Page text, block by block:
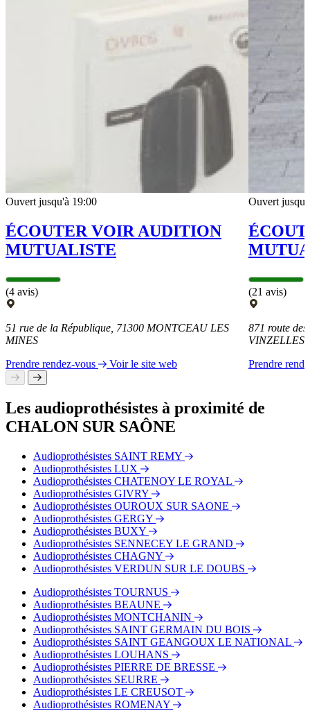
Ouvert jusqu'à 19:00
ÉCOUTER VOIR AUDITION
MUTUALISTE
(4 avis)
51 rue de la République, 71300 MONTCEAU LES
MINES
Prendre rendez-vous
Voir le site web
Ouvert
(21 avis)
871 route
VINZELLES
Prendre
Les audioprothésistes à proximité de
CHALON SUR SAÔNE
Audioprothésistes SAINT REMY
Audioprothésistes LUX
Audioprothésistes CHATENOY LE ROYAL
Audioprothésistes GIVRY
Audioprothésistes OUROUX SUR SAONE
Audioprothésistes GERGY
Audioprothésistes BUXY
Audioprothésistes SENNECEY LE GRAND
Audioprothésistes CHAGNY
Audioprothésistes VERDUN SUR LE DOUBS
Audioprothésistes TOURNUS
Audioprothésistes BEAUNE
Audioprothésistes MONTCHANIN
Audioprothésistes SAINT GERMAIN DU BOIS
Audioprothésistes SAINT GEANGOUX LE NATIONAL
Audioprothésistes LOUHANS
Audioprothésistes PIERRE DE BRESSE
Audioprothésistes SEURRE
Audioprothésistes LE CREUSOT
Audioprothésistes ROMENAY